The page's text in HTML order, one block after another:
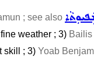
; see also
fine weather ; 3)
skill ; 3) Yoab